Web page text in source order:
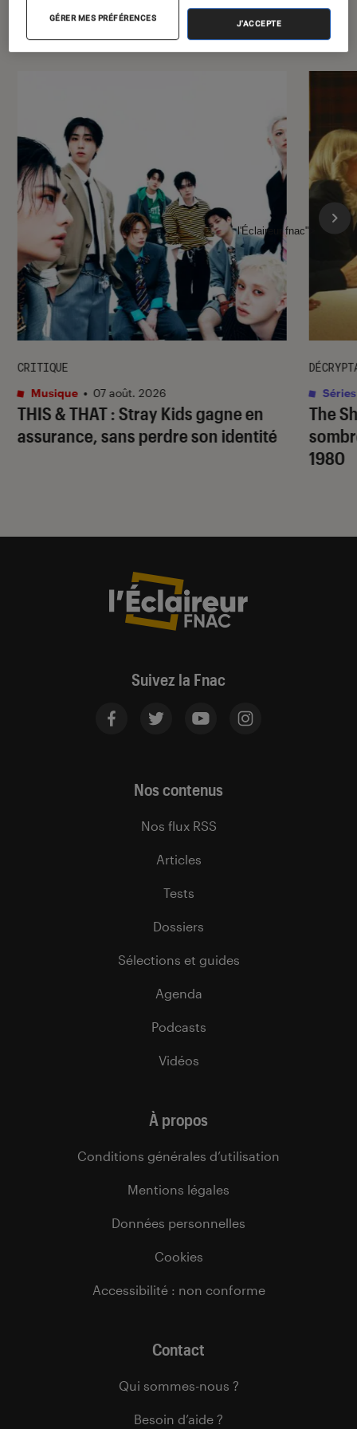
À la une de
l'Éclaireur FNAC
VOIR TOUT
THIS & THAT: Stray Kids gagne en
assurance, sans perdre son identité
CRITIQUE
Musique • 07 août. 2026
The
1980
Séries
l'Éclaireur fnac">
Suivez la Fnac
Nos contenus
Nos flux RSS
Articles
Tests
Dossiers
Sélections et guides
Agenda
Podcasts
Vidéos
À propos
Conditions générales d’utilisation
Mentions légales
Données personnelles
Cookies
Accessibilité : non conforme
Contact
Qui sommes-nous ?
Besoin d’aide ?
GÉRER MES PRÉFÉRENCES
J'ACCEPTE